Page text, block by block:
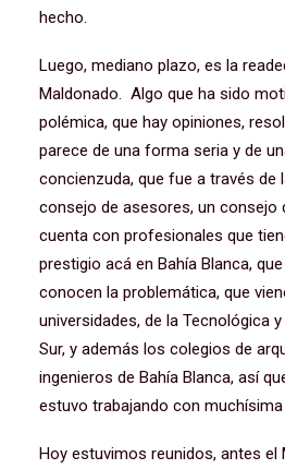
hecho.
Luego, mediano plazo, es la
Maldonado. Algo que ha sido
polémica, que hay opiniones,
parece de una forma seria y de
concienzuda, que fue a través de
consejo de asesores, un consejo
cuenta con profesionales que
prestigio acá en Bahía Blanca,
conocen la problemática, que
universidades, de la Tecnológica
Sur, y además los colegios de
ingenieros de Bahía Blanca, así
estuvo trabajando con muchísima
Hoy estuvimos reunidos, antes el